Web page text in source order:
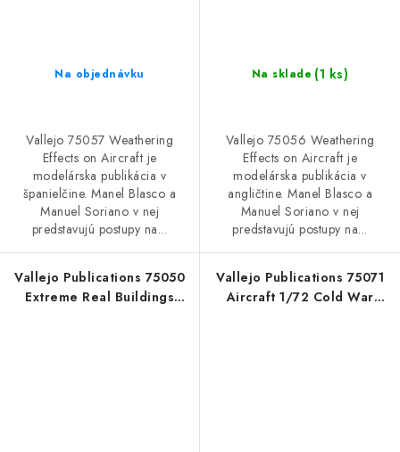
Na objednávku
Vallejo 75057 Weathering
Effects on Aircraft je
modelárska publikácia v
španielčine. Manel Blasco a
Manuel Soriano v nej
predstavujú postupy na...
Na sklade (1 ks)
Vallejo 75056 Weathering
Effects on Aircraft je
modelárska publikácia v
angličtine. Manel Blasco a
Manuel Soriano v nej
predstavujú postupy na...
Vallejo Publications 75050
Extreme Real Buildings
Vallejo Publications 75071
Aircraft 1/72 Cold War